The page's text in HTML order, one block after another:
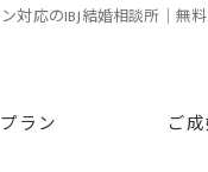
ン対応のIBJ結婚相談所｜
プラン ご